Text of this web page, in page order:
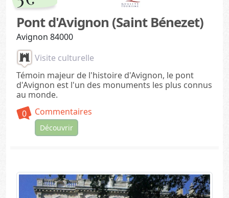
Pont d'Avignon (Saint Bénezet)
Avignon 84000
Visite culturelle
Témoin majeur de l'histoire d'Avignon, le pont
d'Avignon est l'un des monuments les plus connus
au monde.
0
Commentaires
Découvrir